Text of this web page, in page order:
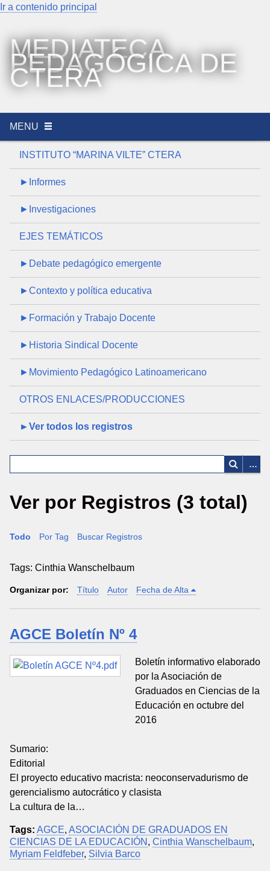
Ir a contenido principal
MEDIATECA
PEDAGÓGICA DE
CTERA
MENU
INSTITUTO “MARINA VILTE” CTERA
►Informes
►Investigaciones
EJES TEMÁTICOS
►Debate pedagógico emergente
►Contexto y política educativa
►Formación y Trabajo Docente
►Historia Sindical Docente
►Movimiento Pedagógico Latinoamericano
OTROS ENLACES/PRODUCCIONES
►Ver todos los registros
Ver por Registros (3 total)
Todo Por Tag Buscar Registros
Tags: Cinthia Wanschelbaum
Organizar por: Título Autor Fecha de Alta
AGCE Boletín Nº 4
Boletín informativo elaborado
por la Asociación de
Graduados en Ciencias de la
Educación en octubre del
2016
Sumario:
Editorial
El proyecto educativo macrista: neoconservadurismo de
gerencialismo autocrático y clasista
La cultura de la…
Tags: AGCE, ASOCIACIÓN DE GRADUADOS EN
CIENCIAS DE LA EDUCACIÓN , Cinthia Wanschelbaum,
Myriam Feldfeber, Silvia Barco